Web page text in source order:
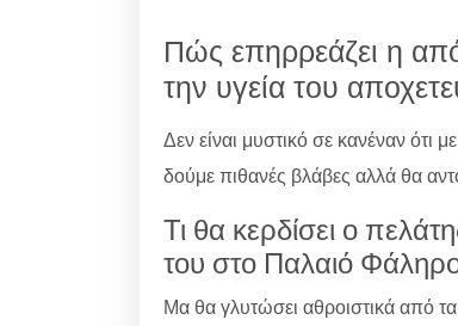
Πώς επηρρεάζει η
την υγεία του
Δεν είναι μυστικό σε κανέναν ότι
δούμε πιθανές βλάβες αλλά θα
Τι θα κερδίσει ο
του στο Παλαιό
Μα θα γλυτώσει αθροιστικά από